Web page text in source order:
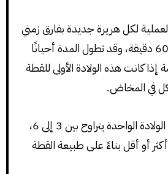
لكل هريرة جديدة بفارق زمني
قد يتراوح بين 10 إلى 60 دقيقة، وقد تطول المدة أحيانًا
كانت هذه الولادة الأولى للقطة
في المخاض.
متوسط عدد الهررة في الولادة الواحدة يتراوح بين 3 إلى 6،
أو أقل بناءً على طبيعة القطة